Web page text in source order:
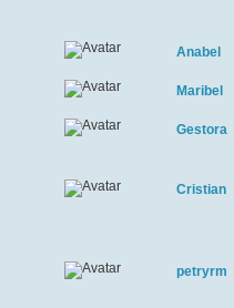
Anabel
Maribel
Gestora
Cristian
petryrm